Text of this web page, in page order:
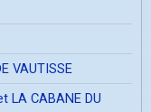
VAUTISSE
CABANE DU